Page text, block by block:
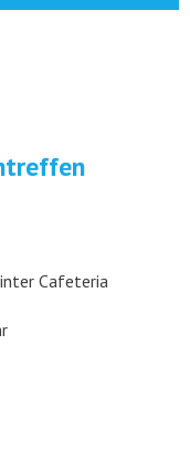
Cafeteria